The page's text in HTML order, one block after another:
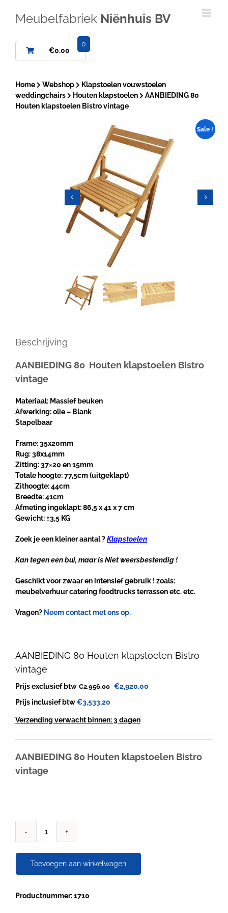
Meubelfabriek Niënhuis BV
€0.00
0
Home Webshop
Klapstoelen vouwstoelen
weddingchairs
Houten klapstoelen
AANBIEDING 80
Houten klapstoelen Bistro vintage
Sale !
AANBIEDING 80 Houten klapstoelen Bistro
vintage
Prijs exclusief btw €2,956.00 Oorspronkelijke
€2,956.00.
€2,920.00
Prijs inclusief btw€3,533.20
Verzending verwacht binnen: 3 dagen
AANBIEDING 80 Houten klapstoelen Bistro
vintage
AANBIEDING
klapstoelen
aantal
Toevoegen aan winkelwagen
Productnummer: 1710
Beschrijving
AANBIEDING 80 Houten klapstoelen Bistro
vintage
Materiaal: Massief beuken
Afwerking: olie – Blank
Stapelbaar
Frame: 35x20mm
Rug: 38x14mm
Zitting: 37×20 en 15mm
Totale hoogte: 77,5cm (uitgeklapt)
Zithoogte: 44cm
Breedte: 41cm
Afmeting ingeklapt: 86,5 x 41 x 7 cm
Gewicht: ±3,5 KG
Zoek je een kleiner aantal ?Klapstoelen
Kan tegen een bui, maar is Niet weersbestendig !
Geschikt voor zwaar en intensief gebruik ! zoals:
meubelverhuur catering foodtrucks terrassen etc. etc.
Vragen? Neem contact met ons op.